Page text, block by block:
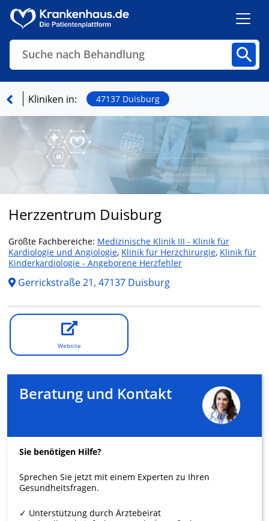
Suche nach Behandlung
Finden
Kliniken in: 47137 Duisburg
Herzzentrum Duisburg
Größte Fachbereiche: Medizinische Klinik III - Klinik für
Kardiologie und Angiologie, Klinik für Herzchirurgie, Klinik für
Kinderkardiologie - Angeborene Herzfehler
Gerrickstraße 21, 47137 Duisburg
Website
Beratung und Kontakt
Sie benötigen Hilfe?
Sprechen Sie jetzt mit einem Experten zu Ihren
Gesundheitsfragen.
✓ Unterstützung durch Ärztebeirat